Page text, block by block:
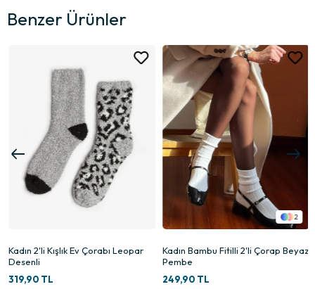
Benzer Ürünler
Kadın 2'li Kışlık Ev Çorabı Leopar
Desenli
319,90 TL
2
Kadın Bambu Fitilli 2'li Çorap Beyaz
Pembe
249,90 TL